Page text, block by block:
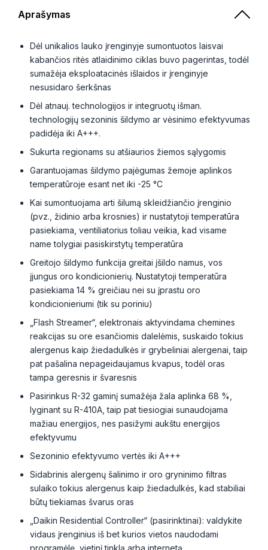
Aprašymas
Dėl unikalios lauko įrenginyje sumontuotos laisvai
kabančios ritės atlaidinimo ciklas buvo pagerintas, todėl
sumažėja eksploatacinės išlaidos ir įrenginyje
nesusidaro šerkšnas
Dėl atnauj. technologijos ir integruotų išman.
technologijų sezoninis šildymo ar vėsinimo efektyvumas
padidėja iki A+++.
Sukurta regionams su atšiaurios žiemos sąlygomis
Garantuojamas šildymo pajėgumas žemoje aplinkos
temperatūroje esant net iki -25 °C
Kai sumontuojama arti šilumą skleidžiančio įrenginio
(pvz., židinio arba krosnies) ir nustatytoji temperatūra
pasiekiama, ventiliatorius toliau veikia, kad visame
name tolygiai pasiskirstytų temperatūra
Greitojo šildymo funkcija greitai įšildo namus, vos
įjungus oro kondicionierių. Nustatytoji temperatūra
pasiekiama 14 % greičiau nei su įprastu oro
kondicionieriumi (tik su poriniu)
„Flash Streamer“, elektronais aktyvindama chemines
reakcijas su ore esančiomis dalelėmis, suskaido tokius
alergenus kaip žiedadulkės ir grybeliniai alergenai, taip
pat pašalina nepageidaujamus kvapus, todėl oras
tampa geresnis ir švaresnis
Pasirinkus R-32 gaminį sumažėja žala aplinka 68 %,
lyginant su R-410A, taip pat tiesiogiai sunaudojama
mažiau energijos, nes pasižymi aukštu energijos
efektyvumu
Sezoninio efektyvumo vertės iki A+++
Sidabrinis alergenų šalinimo ir oro gryninimo filtras
sulaiko tokius alergenus kaip žiedadulkės, kad stabiliai
būtų tiekiamas švarus oras
„Daikin Residential Controller“ (pasirinktinai): valdykite
vidaus įrenginius iš bet kurios vietos naudodami
programėlę, vietinį tinklą arba internetą.